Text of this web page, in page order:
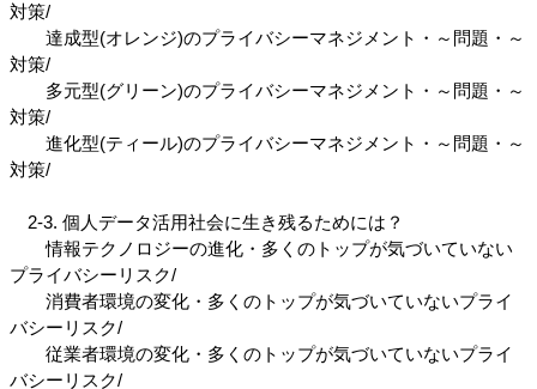
対策/
達成型(オレンジ)のプライバシーマネジメント・～問題・～
対策/
多元型(グリーン)のプライバシーマネジメント・～問題・～
対策/
進化型(ティール)のプライバシーマネジメント・～問題・～
対策/
2-3. 個人データ活用社会に生き残るためには？
情報テクノロジーの進化・多くのトップが気づいていない
プライバシーリスク/
消費者環境の変化・多くのトップが気づいていないプライ
バシーリスク/
従業者環境の変化・多くのトップが気づいていないプライ
バシーリスク/